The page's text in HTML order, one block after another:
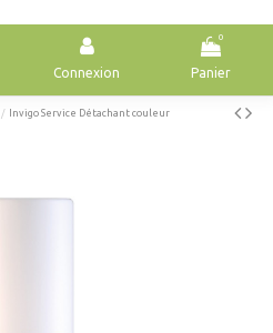
Connexion
0
Panier
Invigo Service Détachant couleur